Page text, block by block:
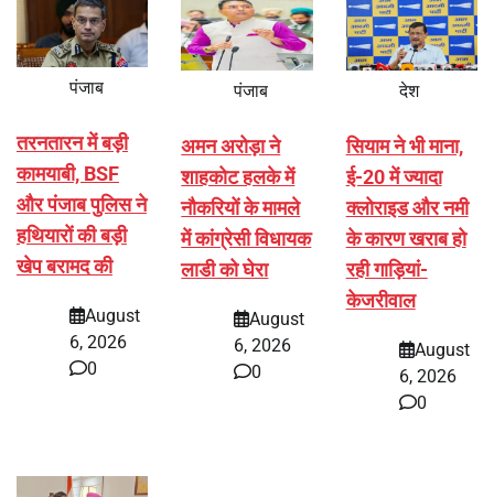
पंजाब
तरनतारन में बड़ी
कामयाबी, BSF
और पंजाब पुलिस ने
हथियारों की बड़ी
खेप बरामद की
August
6, 2026
0
पंजाब
अमन अरोड़ा ने
शाहकोट हलके में
नौकरियों के मामले
में कांग्रेसी विधायक
लाडी को घेरा
August
6, 2026
0
देश
सियाम ने भी माना,
ई-20 में ज्यादा
क्लोराइड और नमी
के कारण खराब हो
रही गाड़ियां-
केजरीवाल
August
6, 2026
0